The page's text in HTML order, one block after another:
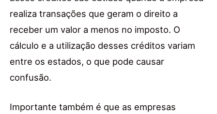
realiza transações que geram o direito a
receber um valor a menos no imposto. O
cálculo e a utilização desses créditos variam
entre os estados, o que pode causar
confusão.
Importante também é que as empresas